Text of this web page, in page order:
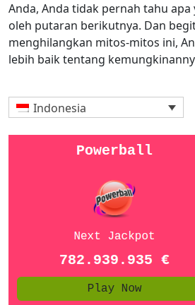
Anda, Anda tidak pernah tahu apa
oleh putaran berikutnya. Dan
menghilangkan mitos-mitos ini,
lebih baik tentang
Indonesia